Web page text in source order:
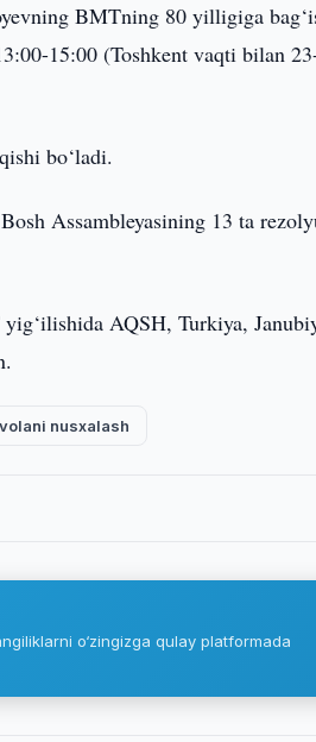
BMTning 80 yilligiga
15:00 (Toshkent vaqti bilan
bo‘ladi.
Assambleyasining 13 ta
AQSH, Turkiya,
nusxalash
o‘zingizga qulay platformada